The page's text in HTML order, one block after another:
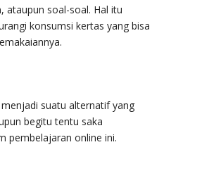
ataupun soal-soal. Hal itu
konsumsi kertas yang bisa
suatu alternatif yang
begitu tentu saka
pembelajaran online ini.